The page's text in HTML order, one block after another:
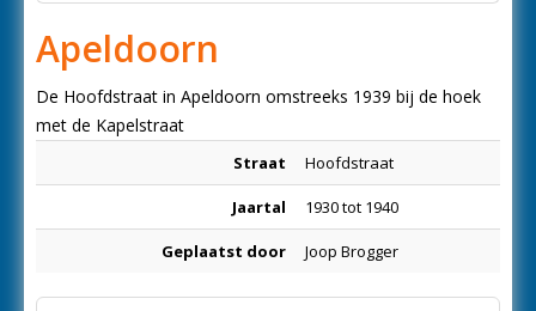
Apeldoorn
De Hoofdstraat in Apeldoorn omstreeks 1939 bij de hoek
met de Kapelstraat
Straat Hoofdstraat
Jaartal 1930 tot 1940
Geplaatst door Joop Brogger